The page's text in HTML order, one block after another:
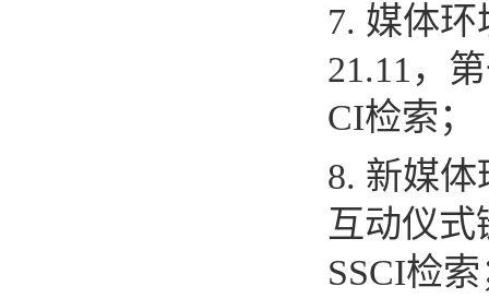
7. 媒体环
21.11 ，
CI检索；
8. 新媒体
互动仪
SSCI检索